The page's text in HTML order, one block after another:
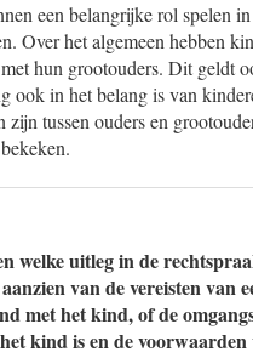
een belangrijke rol spelen
Over het algemeen hebben
hun grootouders. Dit geldt
ook in het belang is van
tussen ouders en
welke uitleg in de
van de vereisten van
met het kind, of de
kind is en de voorwaarden